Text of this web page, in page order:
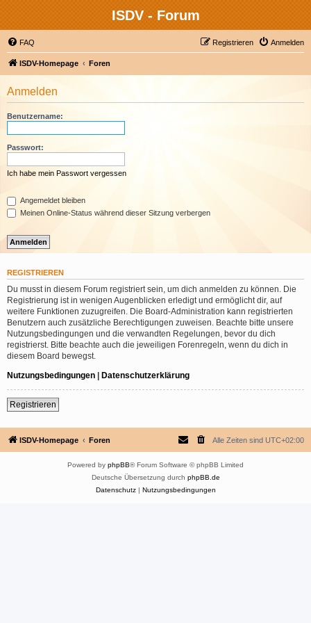
ISDV - Forum
FAQ Anmelden
Registrieren
ISDV-Homepage Foren
Anmelden
Benutzername:
Passwort:
Ich habe mein Passwort vergessen
Angemeldet bleiben
Meinen Online-Status während dieser Sitzung verbergen
REGISTRIEREN
Du musst in diesem Forum registriert sein, um dich anmelden zu können. Die
Registrierung ist in wenigen Augenblicken erledigt und ermöglicht dir, auf
weitere Funktionen zuzugreifen. Die Board-Administration kann registrierten
Benutzern auch zusätzliche Berechtigungen zuweisen. Beachte bitte unsere
Nutzungsbedingungen und die verwandten Regelungen, bevor du dich
registrierst. Bitte beachte auch die jeweiligen Forenregeln, wenn du dich in
diesem Board bewegst.
Nutzungsbedingungen | Datenschutzerklärung
Registrieren
ISDV-Homepage Foren Alle Zeiten sind UTC+02:00
Powered by phpBB® Forum Software © phpBB Limited
Deutsche Übersetzung durch phpBB.de
Datenschutz| Nutzungsbedingungen